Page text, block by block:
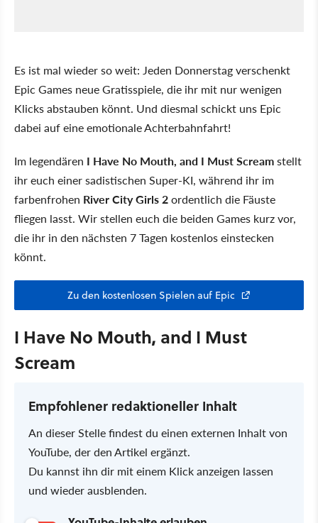
Es ist mal wieder so weit: Jeden Donnerstag verschenkt
Epic Games neue Gratisspiele, die ihr mit nur wenigen
Klicks abstauben könnt. Und diesmal schickt uns Epic
dabei auf eine emotionale Achterbahnfahrt!
Im legendären I Have No Mouth, and I Must Screamstellt
ihr euch einer sadistischen Super-KI, während ihr im
farbenfrohen River City Girls 2ordentlich die Fäuste
fliegen lasst. Wir stellen euch die beiden Games kurz vor,
die ihr in den nächsten 7 Tagen kostenlos einstecken
könnt.
Zu den kostenlosen Spielen auf Epic
I Have No Mouth, and I Must
Scream
Empfohlener redaktioneller Inhalt
An dieser Stelle findest du einen externen Inhalt von
YouTube, der den Artikel ergänzt.
Du kannst ihn dir mit einem Klick anzeigen lassen
und wieder ausblenden.